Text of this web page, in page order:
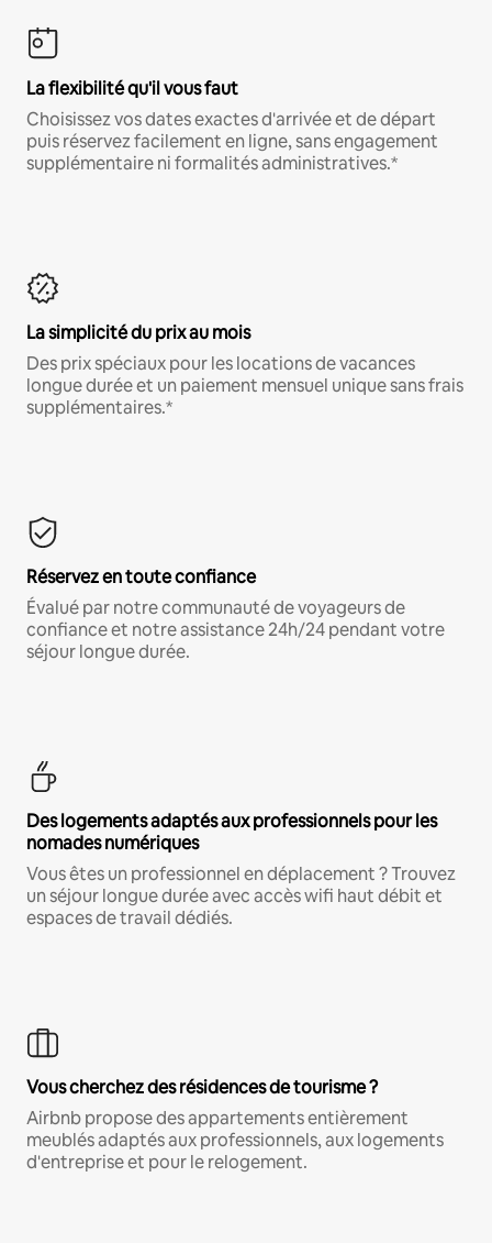
La flexibilité qu'il vous faut
Choisissez vos dates exactes d'arrivée et de départ
puis réservez facilement en ligne, sans engagement
supplémentaire ni formalités administratives.*
La simplicité du prix au mois
Des prix spéciaux pour les locations de vacances
longue durée et un paiement mensuel unique sans frais
supplémentaires.*
Réservez en toute confiance
Évalué par notre communauté de voyageurs de
confiance et notre assistance 24h/24 pendant votre
séjour longue durée.
Des logements adaptés aux professionnels pour les
nomades numériques
Vous êtes un professionnel en déplacement ? Trouvez
un séjour longue durée avec accès wifi haut débit et
espaces de travail dédiés.
Vous cherchez des résidences de tourisme ?
Airbnb propose des appartements entièrement
meublés adaptés aux professionnels, aux logements
d'entreprise et pour le relogement.